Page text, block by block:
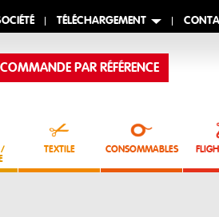
TÉLÉCHARGEMENT
COMMANDE PAR RÉFÉRENCE
/
TEXTILE CONSOMMABLES